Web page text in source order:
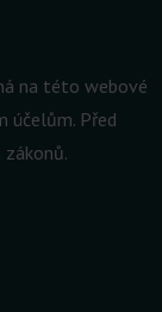
na této webové
účelům. Před